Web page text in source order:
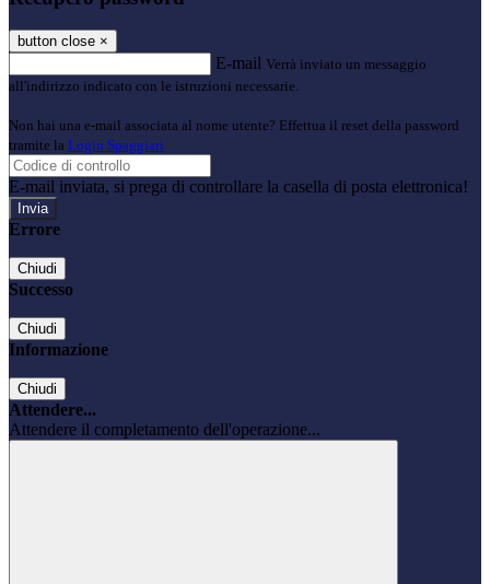
button close ×
E-mail Verrà inviato un messaggio
all'indirizzo indicato con le istruzioni necessarie.
Non hai una e-mail associata al nome utente? Effettua il reset della password
tramite la Login Spaggiari
E-mail inviata, si prega di controllare la casella di posta elettronica!
Errore
Chiudi
Successo
Chiudi
Informazione
Chiudi
Attendere...
Attendere il completamento dell'operazione...